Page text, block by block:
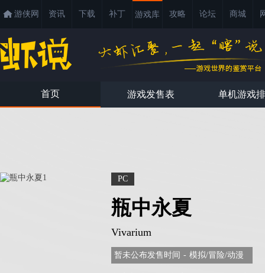
游侠网 资讯 下载 补丁 游戏库 攻略 论坛 商城
首页 游戏发售表 单机游戏
PC
瓶中永夏
Vivarium
暂未公布发售时间 - 模拟/冒险/动漫